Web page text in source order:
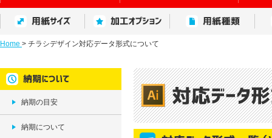
Home > チラシデザイン対応データ形式について
納期の目安
納期について